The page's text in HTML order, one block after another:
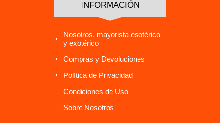
INFORMACIÓN
Nosotros, mayorista esotérico
y exotérico
Compras y Devoluciones
Política de Privacidad
Condiciones de Uso
Sobre Nosotros